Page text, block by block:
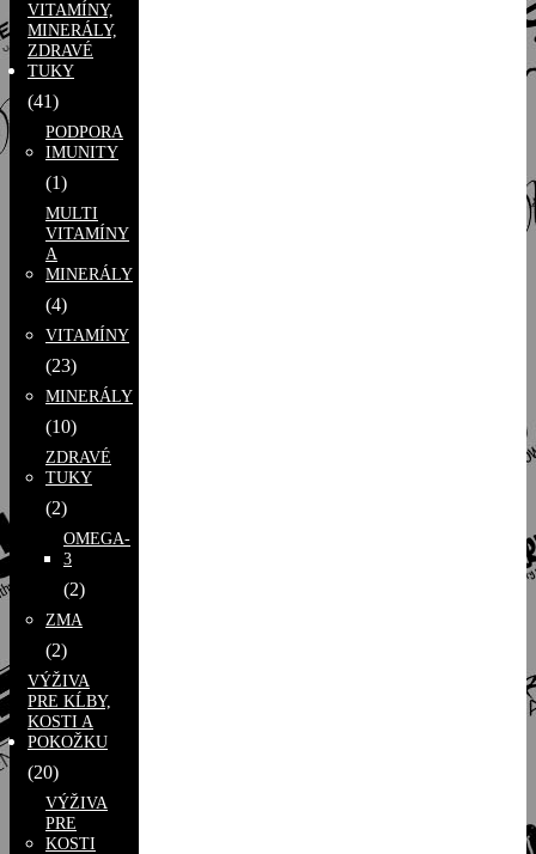
VITAMÍNY,
MINERÁLY,
ZDRAVÉ
TUKY
(41)
PODPORA
IMUNITY
(1)
MULTI
VITAMÍNY
A
MINERÁLY
(4)
VITAMÍNY
(23)
MINERÁLY
(10)
ZDRAVÉ
TUKY
(2)
OMEGA-
3
(2)
ZMA
(2)
VÝŽIVA
PRE KĹBY,
KOSTI A
POKOŽKU
(20)
VÝŽIVA
PRE
KOSTI